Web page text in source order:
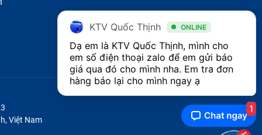
Việt Nam
KTV Quốc Thịnh ONLINE
Dạ em là KTV Quốc Thịnh, mình cho
em số điện thoại zalo để em gửi báo
giá qua đó cho mình nha. Em tra đơn
hàng báo lại cho mình ngay ạ
1